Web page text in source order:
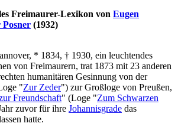
Freimaurer-Lexikon von Eugen
Posner (1932)
* 1834, † 1930, ein leuchtendes
von Freimaurern, trat 1873 mit 23 anderen
humanitären Gesinnung von der
"Zur Zeder") zur Großloge von Preußen,
Freundschaft" (Loge "Zum Schwarzen
zuvor für ihre Johannisgrade das
hatte.